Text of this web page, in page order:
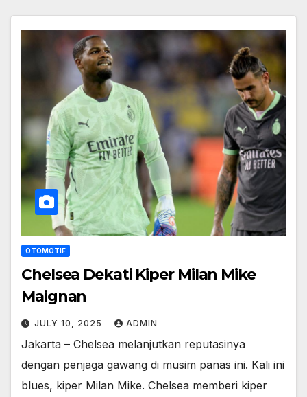
OTOMOTIF
Chelsea Dekati Kiper Milan Mike
Maignan
JULY 10, 2025 ADMIN
Jakarta – Chelsea melanjutkan reputasinya
dengan penjaga gawang di musim panas ini. Kali ini
blues, kiper Milan Mike. Chelsea memberi kiper